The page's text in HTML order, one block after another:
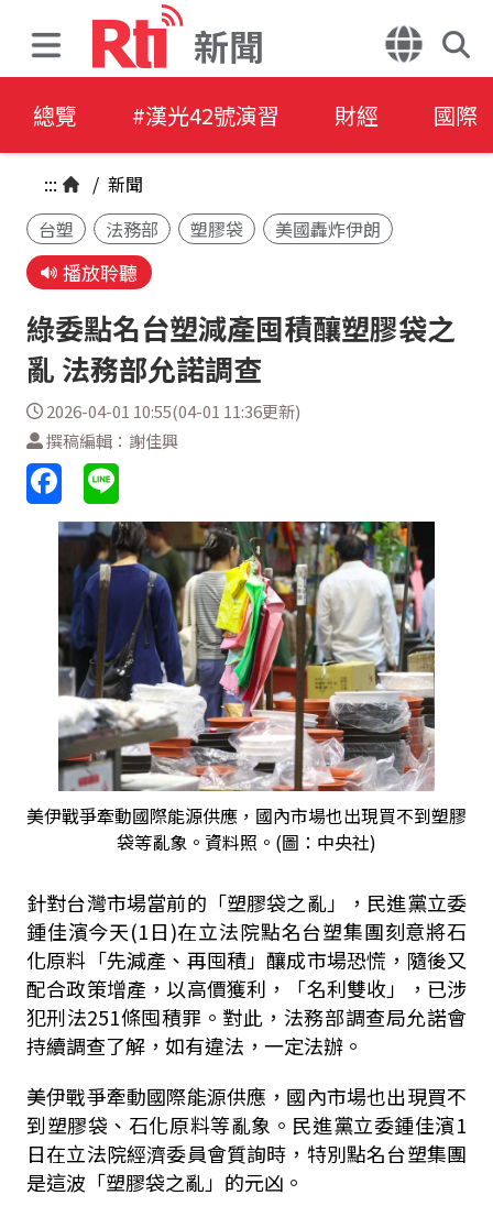
新聞
總覽 #漢光42號演習 財經 國際
::: / 新聞
台塑
法務部 塑膠袋 美國轟炸伊朗
播放聆聽
綠委點名台塑減產囤積釀塑膠袋之
亂 法務部允諾調查
2026-04-01 10:55(04-01 11:36更新)
撰稿編輯：謝佳興
美伊戰爭牽動國際能源供應，國內市場也出現買不到塑膠
袋等亂象。資料照。(圖：中央社)
針對台灣市場當前的「塑膠袋之亂」，民進黨立委
鍾佳濱今天(1日)在立法院點名台塑集團刻意將石
化原料「先減產、再囤積」釀成市場恐慌，隨後又
配合政策增產，以高價獲利，「名利雙收」，已涉
犯刑法251條囤積罪。對此，法務部調查局允諾會
持續調查了解，如有違法，一定法辦。
美伊戰爭牽動國際能源供應，國內市場也出現買不
到塑膠袋、石化原料等亂象。民進黨立委鍾佳濱1
日在立法院經濟委員會質詢時，特別點名台塑集團
是這波「塑膠袋之亂」的元凶。